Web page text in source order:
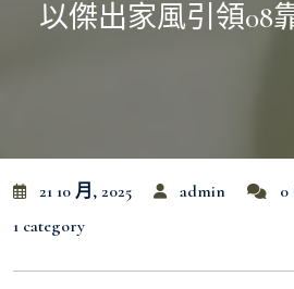
以傑出家風引領08
21 10 月, 2025 admin
0
1 category